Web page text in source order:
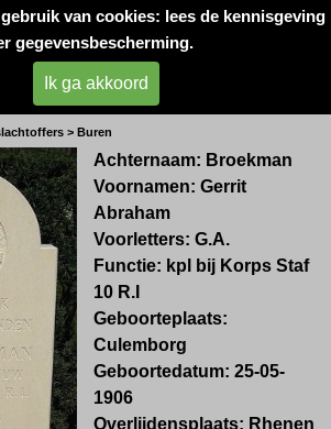
van cookies: lees de kennisgeving
gegevensbescherming.
Ik ga akkoord
West- Betuwe
> Buren
Achternaam: Broekman
Voornamen: Gerrit
Abraham
Voorletters: G.A.
Functie: kpl bij Korps Staf
10 R.I
Geboorteplaats:
Culemborg
Geboortedatum: 25-05-
1906
Overlijdensplaats: Rhenen